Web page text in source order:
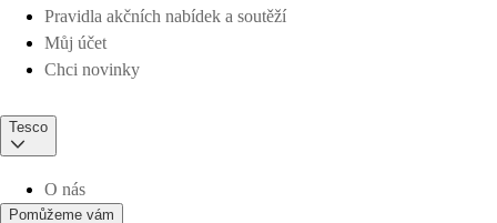
Pravidla akčních nabídek a soutěží
Můj účet
Chci novinky
Tesco
O nás
Pomůžeme vám